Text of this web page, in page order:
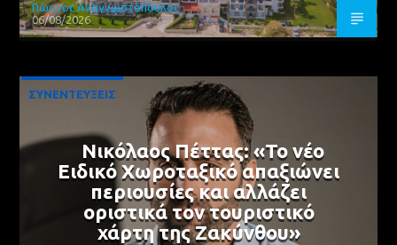
Γιώργος Αναγνωστόπουλος
06/08/2026
ΣΥΝΕΝΤΕΥΞΕΙΣ
Νικόλαος Πέττας: «Το νέο
Ειδικό Χωροταξικό απαξιώνει
περιουσίες και αλλάζει
οριστικά τον τουριστικό
χάρτη της Ζακύνθου»